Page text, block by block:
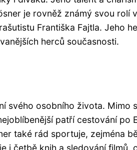
je rovněž známý svou rolí
Františka Fajtla. Jeho
herců současnosti.
svého osobního života. Mimo
patří cestování po
také rád sportuje, zejména
i četbě knih a sledování filmů,